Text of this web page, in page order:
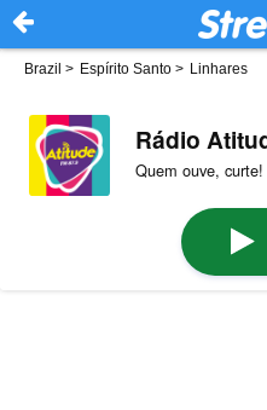
Brazil > Espírito Santo > Linhares
Rádio
Quem ouve, curte!